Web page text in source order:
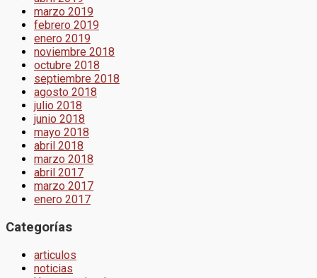
marzo 2019
febrero 2019
enero 2019
noviembre 2018
octubre 2018
septiembre 2018
agosto 2018
julio 2018
junio 2018
mayo 2018
abril 2018
marzo 2018
abril 2017
marzo 2017
enero 2017
Categorías
articulos
noticias